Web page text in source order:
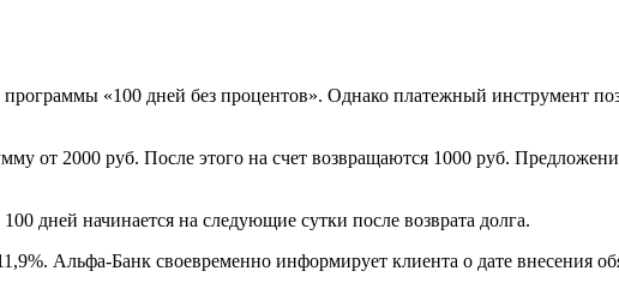
«100 дней без процентов». Однако платежный инструмент
от 2000 руб. После этого на счет возвращаются 1000 руб.
дней начинается на следующие сутки после возврата долга.
Альфа-Банк своевременно информирует клиента о дате внесения